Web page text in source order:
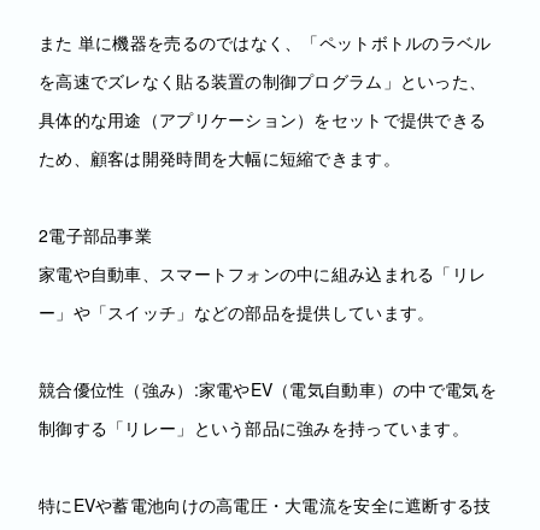
また 単に機器を売るのではなく、「ペットボトルのラベル
を高速でズレなく貼る装置の制御プログラム」といった、
具体的な用途（アプリケーション）をセットで提供できる
ため、顧客は開発時間を大幅に短縮できます。
2電子部品事業
家電や自動車、スマートフォンの中に組み込まれる「リレ
ー」や「スイッチ」などの部品を提供しています。
競合優位性（強み）:家電やEV（電気自動車）の中で電気を
制御する「リレー」という部品に強みを持っています。
特にEVや蓄電池向けの高電圧・大電流を安全に遮断する技